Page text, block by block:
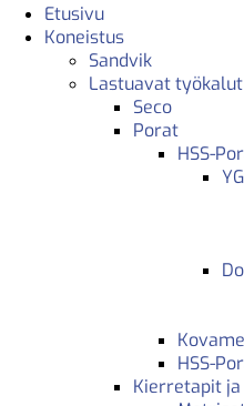
Etusivu
Koneistus
Sandvik
Lastuavat työkalut
Seco
Porat
HSS-
HSS-
Kierretapit